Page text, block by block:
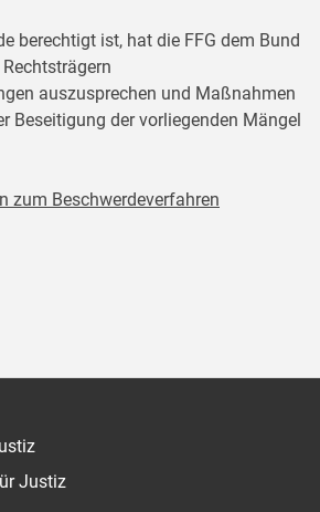
berechtigt ist, hat die FFG dem Bund
auszusprechen und Maßnahmen
Beseitigung der vorliegenden Mängel
zum Beschwerdeverfahren
Justiz